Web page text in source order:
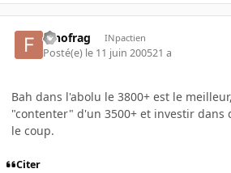
fanofrag INpactien
Posté(e) le 11 juin 200521 a
Bah dans l'abolu le 3800+ est le
"contenter" d'un 3500+ et investir dans
le coup.
Citer